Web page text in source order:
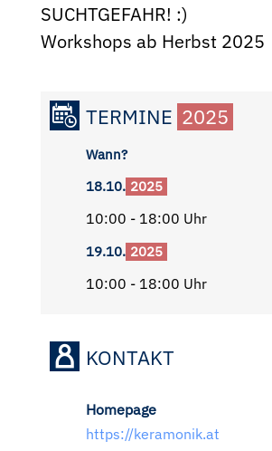
SUCHTGEFAHR! :)
Workshops ab Herbst 2025
TERMINE 2025
Wann?
18.10. 2025
10:00 - 18:00 Uhr
19.10. 2025
10:00 - 18:00 Uhr
KONTAKT
Homepage
https://keramonik.at